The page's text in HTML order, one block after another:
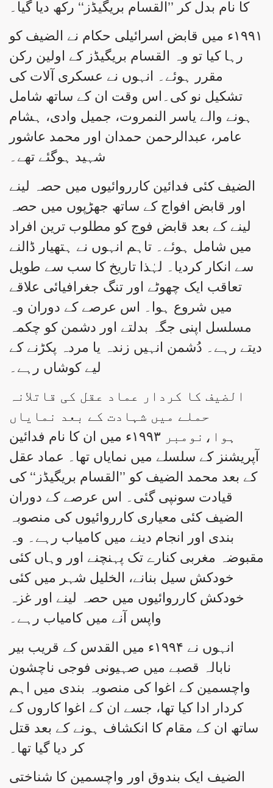
کا نام بدل کر ’’القسام بریگیڈز‘‘ رکھ دیا گیا۔
۱۹۹۱ء میں قابض اسرائیلی حکام نے الضیف کو
رہا کیا تو وہ القسام بریگیڈز کے اولین رکن
مقرر ہوئے۔ انہوں نے عسکری آلات کی
تشکیل نو کی۔اس وقت ان کے ساتھ شامل
ہونے والے یاسر النمروت، جمیل وادی، ہشام
عامر، عبدالرحمن حمدان اور محمد عاشور
شہید ہوگئے تھے۔
الضیف کئی فدائین کارروائیوں میں حصہ لینے
اور قابض افواج کے ساتھ جھڑپوں میں حصہ
لینے کے بعد قابض فوج کو مطلوب ترین افراد
میں شامل ہوئے۔ تاہم انہوں نے ہتھیار ڈالنے
سے انکار کردیا۔ لہٰذا تاریخ کا سب سے طویل
تعاقب ایک چھوٹے اور تنگ جغرافیائی علاقے
میں شروع ہوا۔ اس عرصے کے دوران وہ
مسلسل اپنی جگہ بدلتے اور دشمن کو چکمہ
دیتے رہے۔ دُشمن انہیں زندہ یا مردہ پکڑنے کے
لیے کوشاں رہے۔
الضیف کا کردار عماد عقل کی قاتلانہ
حملے میں شہادت کے بعد نمایاں
ہوا،نومبر ۱۹۹۳ء میں ان کا نام فدائین
آپریشنز کے سلسلے میں نمایاں تھا۔ عماد عقل
کے بعد محمد الضیف کو ’’القسام بریگیڈز‘‘ کی
قیادت سونپی گئی۔ اس عرصے کے دوران
الضیف کئی معیاری کارروائیوں کی منصوبہ
بندی اور انجام دینے میں کامیاب رہے۔ وہ
مقبوضہ مغربی کنارے تک پہنچنے اور وہاں کئی
خودکش سیل بنانے، الخلیل شہر میں کئی
خودکش کارروائیوں میں حصہ لینے اور غزہ
واپس آنے میں کامیاب رہے۔
انہوں نے ۱۹۹۴ء میں القدس کے قریب بیر
نابالہ قصبے میں صہیونی فوجی ناچشون
واچسمین کے اغوا کی منصوبہ بندی میں اہم
کردار ادا کیا تھا، جسے ان کے اغوا کاروں کے
ساتھ ان کے مقام کا انکشاف ہونے کے بعد قتل
کر دیا گیا تھا۔
الضیف ایک بندوق اور واچسمین کا شناختی